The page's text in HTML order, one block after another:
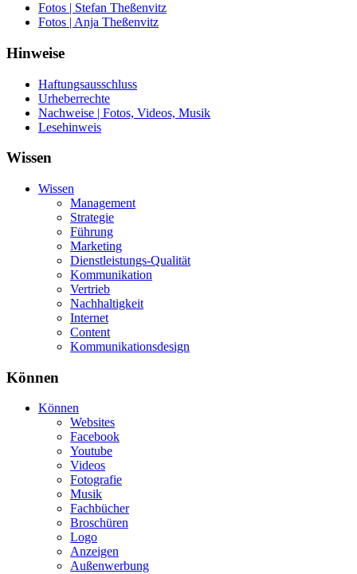
Fotos | Stefan Theßenvitz
Fotos | Anja Theßenvitz
Hinweise
Haftungsausschluss
Urheberrechte
Nachweise | Fotos, Videos, Musik
Lesehinweis
Wissen
Wissen
Management
Strategie
Führung
Marketing
Dienstleistungs-Qualität
Kommunikation
Vertrieb
Nachhaltigkeit
Internet
Content
Kommunikationsdesign
Können
Können
Websites
Facebook
Youtube
Videos
Fotografie
Musik
Fachbücher
Broschüren
Logo
Anzeigen
Außenwerbung